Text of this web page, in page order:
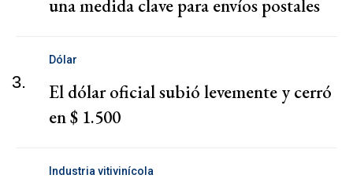
una medida clave para envíos postales
3.
Dólar
El dólar oficial subió levemente y cerró
en $ 1.500
Industria vitivinícola